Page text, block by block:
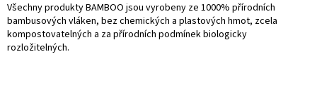
Všechny produkty BAMBOO jsou vyrobeny ze 1000% přírodních
bambusových vláken, bez chemických a plastových hmot, zcela
kompostovatelných a za přírodních podmínek biologicky
rozložitelných.